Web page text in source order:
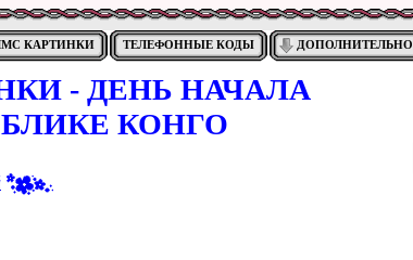
КАРТИНКИ ТЕЛЕФОННЫЕ КОДЫ ДОПОЛНИТЕЛЬНО
- ДЕНЬ НАЧАЛА
КОНГО